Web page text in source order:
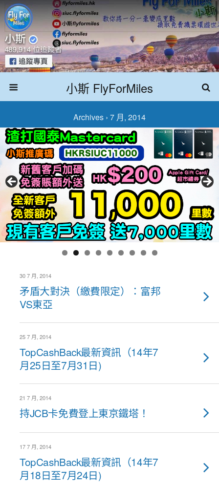
小斯 FlyForMiles
Archives › 7 月, 2014
30 7 月, 2014
矛盾大對決（繳費限定）：富邦
VS東亞
25 7 月, 2014
TopCashBack最新資訊（14年7
月25日至7月31日)
21 7 月, 2014
持JCB卡免費登上東京鐵塔！
17 7 月, 2014
TopCashBack最新資訊（14年7
月18日至7月24日)